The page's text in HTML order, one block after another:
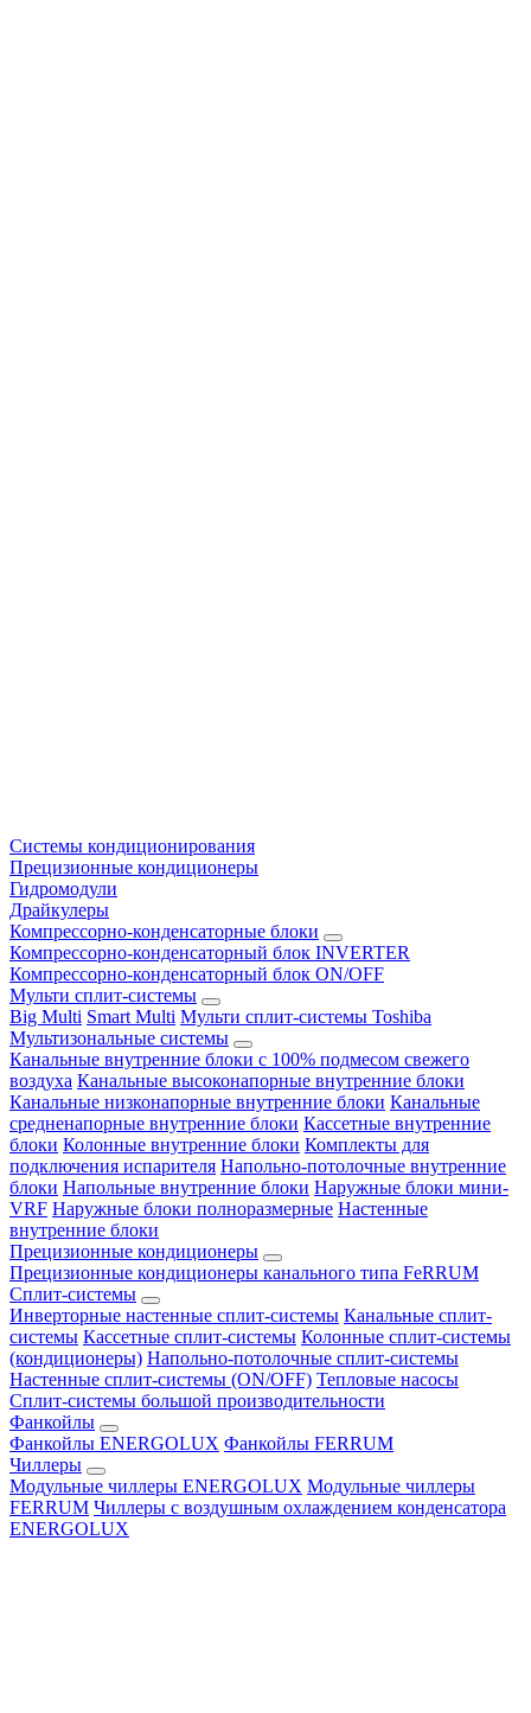
Системы кондиционирования
Прецизионные кондиционеры
Гидромодули
Драйкулеры
Компрессорно-конденсаторные блоки
Компрессорно-конденсаторный блок INVERTER
Компрессорно-конденсаторный блок ON/OFF
Мульти сплит-системы
Big Multi Smart Multi Мульти сплит-системы Toshiba
Мультизональные системы
Канальные внутренние блоки с 100% подмесом свежего
воздуха Канальные высоконапорные внутренние блоки
Канальные низконапорные внутренние блоки Канальные
средненапорные внутренние блоки Кассетные внутренние
блоки Колонные внутренние блоки Комплекты для
подключения испарителя Напольно-потолочные внутренние
блоки Напольные внутренние блоки Наружные блоки мини-
VRF Наружные блоки полноразмерные Настенные
внутренние блоки
Прецизионные кондиционеры
Прецизионные кондиционеры канального типа FeRRUM
Сплит-системы
Инверторные настенные сплит-системы Канальные сплит-
системы Кассетные сплит-системы Колонные сплит-системы
(кондиционеры) Напольно-потолочные сплит-системы
Настенные сплит-системы (ON/OFF) Тепловые насосы
Сплит-системы большой производительности
Фанкойлы
Фанкойлы ENERGOLUX Фанкойлы FERRUM
Чиллеры
Модульные чиллеры ENERGOLUX Модульные чиллеры
FERRUM Чиллеры с воздушным охлаждением конденсатора
ENERGOLUX